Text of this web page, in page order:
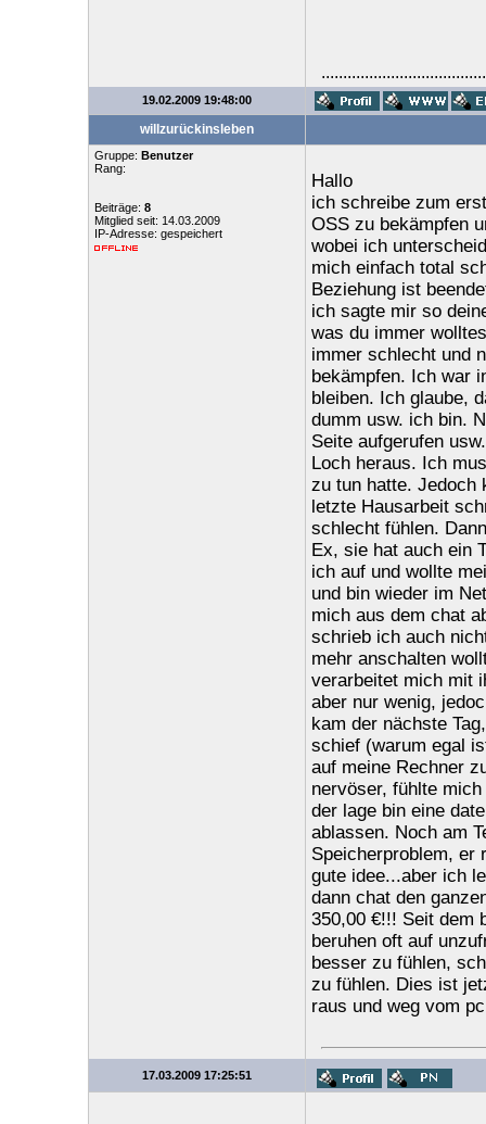
19.02.2009 19:48:00
willzurückinsleben
Gruppe: Benutzer
Rang:
Beiträge: 8
Mitglied seit: 14.03.2009
IP-Adresse: gespeichert
Hallo
ich schreibe zum
OSS zu bekämpfen
wobei ich
mich einfach total
Beziehung ist
ich sagte mir so
was du immer
immer schlecht und
bekämpfen. Ich war
bleiben. Ich glaube,
dumm usw. ich bin.
Seite aufgerufen
Loch heraus. Ich
zu tun hatte. Jedoch
letzte Hausarbeit
schlecht fühlen.
Ex, sie hat auch ein
ich auf und wollte
und bin wieder im
mich aus dem chat
schrieb ich auch
mehr anschalten
verarbeitet mich mit
aber nur wenig,
kam der nächste
schief (warum egal
auf meine Rechner
nervöser, fühlte
der lage bin eine
ablassen. Noch am
Speicherproblem, er
gute idee...aber ich
dann chat den
350,00 €!!! Seit dem
beruhen oft auf
besser zu fühlen,
zu fühlen. Dies ist
raus und weg vom
17.03.2009 17:25:51